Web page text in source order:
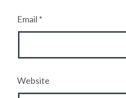
Email *
Website